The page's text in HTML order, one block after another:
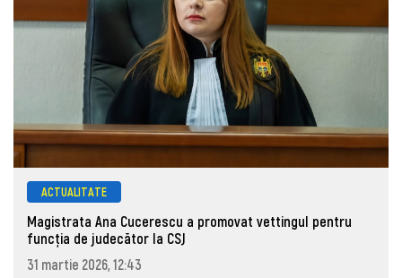
ACTUALITATE
Magistrata Ana Cucerescu a promovat vettingul pentru
funcția de judecător la CSJ
31 martie 2026, 12:43